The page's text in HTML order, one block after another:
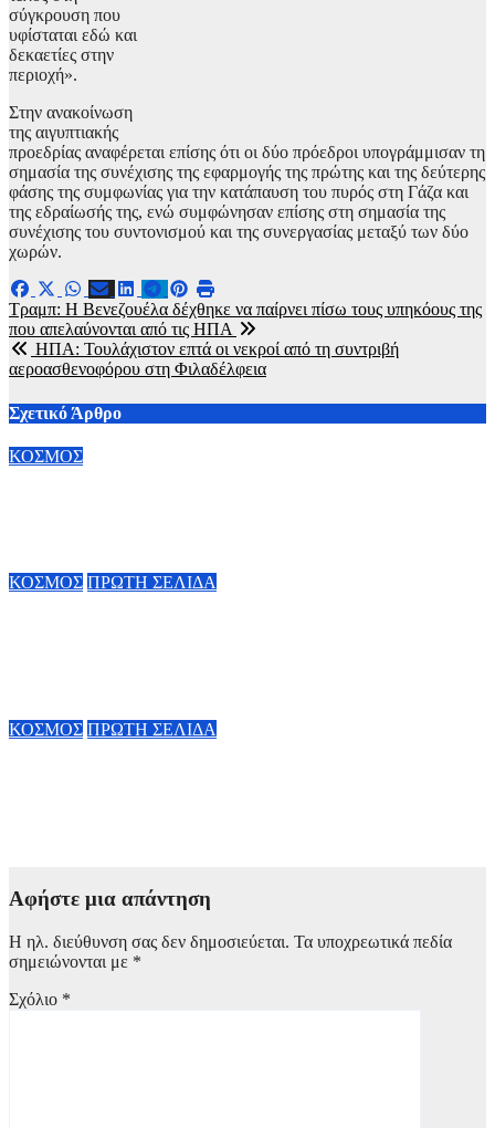
σύγκρουση που
υφίσταται εδώ και
δεκαετίες στην
περιοχή».
Στην ανακοίνωση
της αιγυπτιακής
προεδρίας αναφέρεται επίσης ότι οι δύο πρόεδροι υπογράμμισαν τη
σημασία της συνέχισης της εφαρμογής της πρώτης και της δεύτερης
φάσης της συμφωνίας για την κατάπαυση του πυρός στη Γάζα και
της εδραίωσής της, ενώ συμφώνησαν επίσης στη σημασία της
συνέχισης του συντονισμού και της συνεργασίας μεταξύ των δύο
χωρών.
Πλοήγηση
άρθρων
Τραμπ: Η Βενεζουέλα δέχθηκε να παίρνει πίσω τους υπηκόους της
που απελαύνονται από τις ΗΠΑ
ΗΠΑ: Τουλάχιστον επτά οι νεκροί από τη συντριβή
αεροασθενοφόρου στη Φιλαδέλφεια
Σχετικό Άρθρο
ΚΟΣΜΟΣ
ΚΟΣΜΟΣ ΠΡΩΤΗ ΣΕΛΙΔΑ
ΚΟΣΜΟΣ ΠΡΩΤΗ ΣΕΛΙΔΑ
Αφήστε μια απάντηση
Η ηλ. διεύθυνση σας δεν δημοσιεύεται. Τα υποχρεωτικά πεδία
σημειώνονται με *
Σχόλιο *